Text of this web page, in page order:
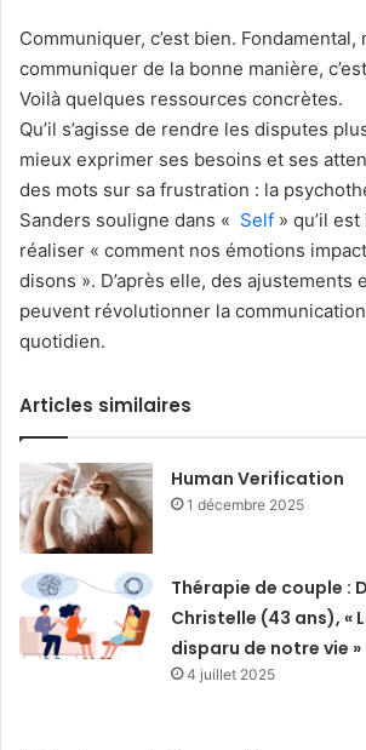
Communiquer, c’est bien. Fondamental,
communiquer de la bonne manière,
Voilà quelques ressources concrètes.
Qu’il s’agisse de rendre les disputes
mieux exprimer ses besoins et ses
des mots sur sa frustration : la
Sanders souligne dans « Self » qu’il
réaliser « comment nos émotions
disons ». D’après elle, des ajustements
peuvent révolutionner la
quotidien.
Articles similaires
Human Verification
1 décembre 2025
Thérapie de couple :
Christelle (43 ans), «
disparu de notre vie »
4 juillet 2025